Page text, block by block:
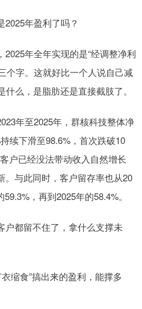
年盈利了吗？
年全年实现的是“经调整净利
个字。这就好比一个人说自己减
么，是脂肪还是直接截肢了。
年至2025年，群核科技整体净
续下滑至98.6%，首次跌破10
户已经没法带动收入自然增长
。与此同时，客户留存率也从20
，再到2025年的58.4%。
都留不住了，拿什么支撑未
食”搞出来的盈利，能撑多